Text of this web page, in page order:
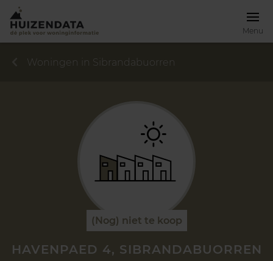
Menu
Woningen in Sibrandabuorren
(Nog) niet te koop
HAVENPAED 4, SIBRANDABUORREN